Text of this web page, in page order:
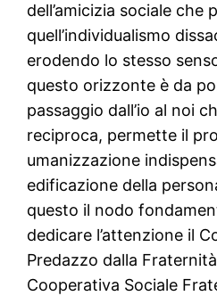
dell’amicizia sociale che
quell’individualismo
erodendo lo stesso
questo orizzonte è da
passaggio dall’io al noi
reciproca, permette il
umanizzazione
edificazione della
questo il nodo
dedicare l’attenzione il
Predazzo dalla
Cooperativa Sociale